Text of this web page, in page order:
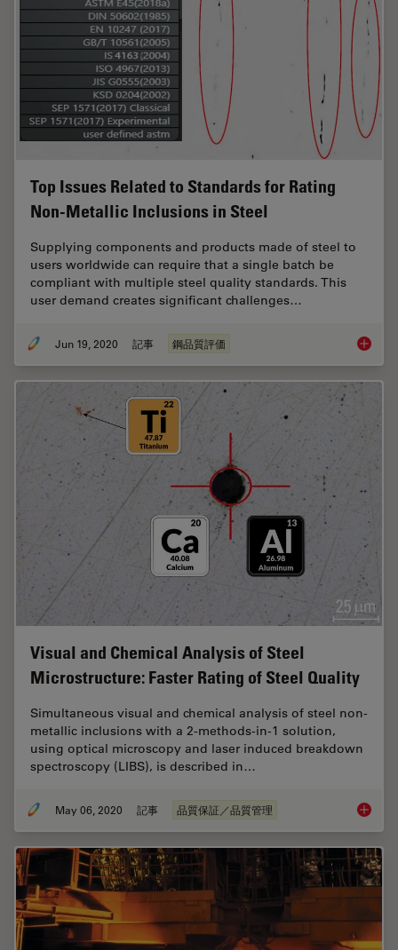
Top Issues Related to Standards for Rating
Non-Metallic Inclusions in Steel
Supplying components and products made of steel to
users worldwide can require that a single batch be
compliant with multiple steel quality standards. This
user demand creates significant challenges…
Jun 19, 2020 記事 鋼品質評価 Top
Visual and Chemical Analysis of Steel
Microstructure: Faster Rating of Steel Quality
Simultaneous visual and chemical analysis of steel non-
metallic inclusions with a 2-methods-in-1 solution,
using optical microscopy and laser induced breakdown
spectroscopy (LIBS), is described in…
May 06, 2020 記事 品質保証／品質管理 Visual